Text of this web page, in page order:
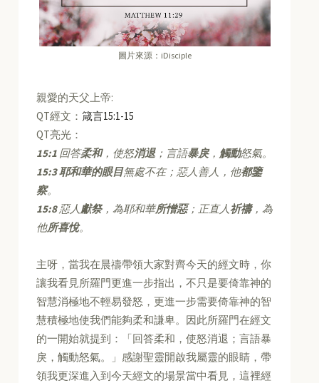
圖片來源：iDisciple
親愛的天父上帝:
QT經文：箴言15:1-15
QT亮光：
15:1 回答柔和，使怒消退；言語暴戾， 觸動怒氣。
15:3耶和華的眼目無處不在；惡人善人，他都鑒
察。
15:8惡人獻祭，為耶和華所憎惡；正直人祈禱，為
他所喜悅。
主呀，當我在晨禱帶領大家對齊今天的經文時，你
讓我看見所羅門更進一步指出，不只是要倚靠神的
智慧消極地不輕易發怒，更進一步需要倚靠神的智
慧積極地使我們能夠柔和謙卑。因此所羅門在經文
的一開始就提到：「回答柔和，使怒消退；言語暴
戾，觸動怒氣。」感謝聖靈開啟我屬靈的眼睛，帶
領我更深進入到今天經文的場景當中看見，這裡經